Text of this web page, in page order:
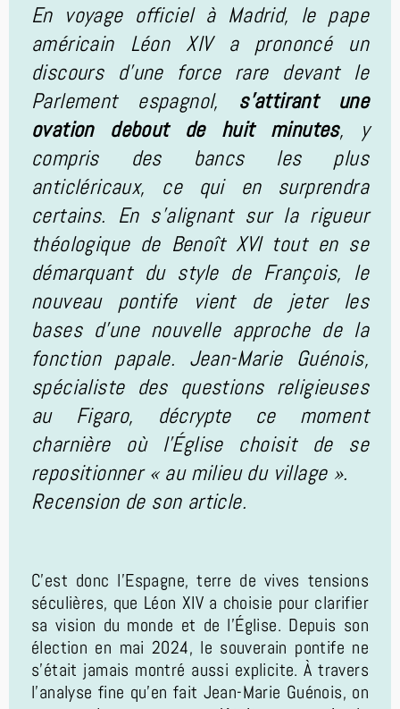
En voyage officiel à Madrid, le pape
américain Léon XIV a prononcé un
discours d'une force rare devant le
Parlement espagnol, s'attirant une
ovation debout de huit minutes, y
compris des bancs les plus
anticléricaux, ce qui en surprendra
certains. En s'alignant sur la rigueur
théologique de Benoît XVI tout en se
démarquant du style de François, le
nouveau pontife vient de jeter les
bases d'une nouvelle approche de la
fonction papale. Jean-Marie Guénois,
spécialiste des questions religieuses
au Figaro, décrypte ce moment
charnière où l'Église choisit de se
repositionner « au milieu du village ».
Recension de son article.
C’est donc l’Espagne, terre de vives tensions
séculières, que Léon XIV a choisie pour clarifier
sa vision du monde et de l'Église. Depuis son
élection en mai 2024, le souverain pontife ne
s'était jamais montré aussi explicite. À travers
l'analyse fine qu'en fait Jean-Marie Guénois, on